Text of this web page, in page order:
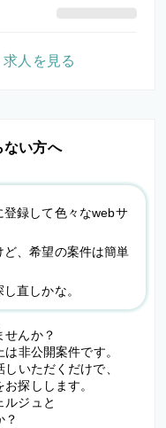
ない方へ
録して色々なwebサ
、希望の案件は簡単
直しかな。
せんか？
非公開案件です。
しいただくだけで、
探しします。
ルジュと
？
人を見る